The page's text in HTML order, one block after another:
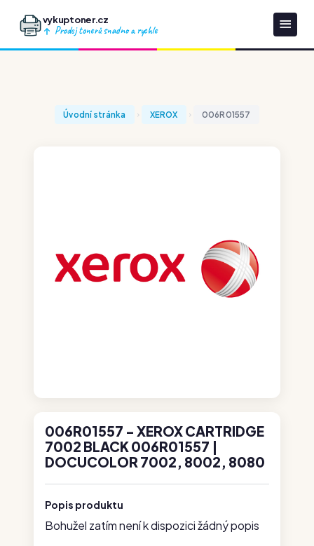
vykuptoner.cz
Prodej tonerů snadno a rychle
Úvodní stránka XEROX 006R01557
006R01557 - XEROX CARTRIDGE
7002 BLACK 006R01557 |
DOCUCOLOR 7002, 8002, 8080
Popis produktu
Bohužel zatím není k dispozici žádný popis